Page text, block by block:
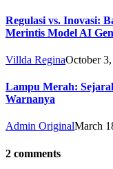
Regulasi vs. Inovasi:
Merintis Model AI
Villda ReginaOctober
Lampu Merah:
Warnanya
Admin OriginalMarch
2 comments